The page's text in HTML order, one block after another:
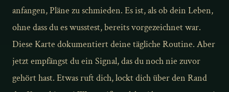
anfangen, Pläne zu schmieden. Es ist, als ob dein Leben,
ohne dass du es wusstest, bereits vorgezeichnet war.
Diese Karte dokumentiert deine tägliche Routine. Aber
jetzt empfängst du ein Signal, das du noch nie zuvor
gehört hast. Etwas ruft dich, lockt dich über den Rand